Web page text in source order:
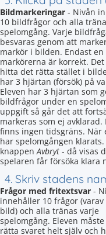
Bildmarkeringar - Nivån
10 bildfrågor och alla
spelomgång. Varje
besvaras genom att
markör i bilden. Endast en
markörerna är korrekt.
hitta det rätta stället i
har 3 hjärtan (försök) på
Eleven har 3 hjärtan som
bildfrågor under en
uppgift så går det att
markeras som ej
finns ingen tidsgräns.
har spelomgången
knappenAvbryt - då visas
spelaren får försöka klara
4. Skriv stadens
Frågor med fritextsvar -
innehåller 10 frågor
bild) och alla tränas varje
spelomgång. Eleven
rätta svaret helt själv och